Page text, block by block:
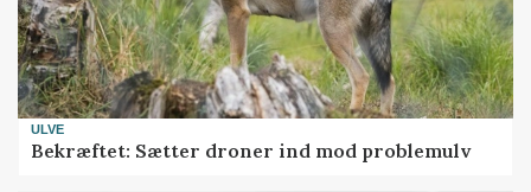
ULVE
Bekræftet: Sætter droner ind mod problemulv